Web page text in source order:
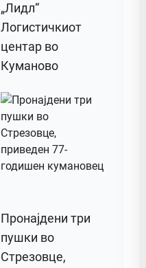
„Лидл“
Логистичкиот
центар во
Куманово
Пронајдени три
пушки во
Стрезовце,